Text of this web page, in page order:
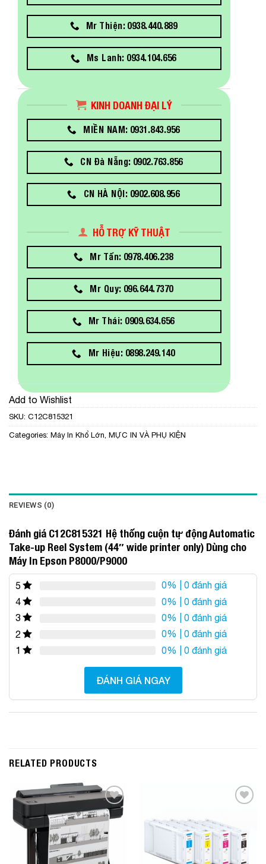
Mr Thiện: 0938.440.889
Ms Lanh: 0934.104.656
KINH DOANH ĐẠI LÝ
MIỀN NAM: 0931.843.956
CN Đà Nẵng: 0902.763.856
CN HÀ NỘI: 0902.608.956
HỖ TRỢ KỸ THUẬT
Mr Tấn: 0978.406.238
Mr Quy: 096.644.7370
Mr Thái: 0909.634.656
Mr Hiệu: 0898.249.140
Add to Wishlist
SKU: C12C815321
Categories: Máy In Khổ Lớn MỰC IN VÀ PHỤ KIỆN
REVIEWS (0)
Đánh giá C12C815321 Hệ thống cuộn tự động Automatic
Take-up Reel System (44″ wide printer only) Dùng cho
Máy In Epson P8000/P9000
5 0% | 0 đánh giá
4
0% | 0 đánh giá
3
0% | 0 đánh giá
2
0% | 0 đánh giá
1
0% | 0 đánh giá
ĐÁNH GIÁ NGAY
RELATED PRODUCTS
Add to
Wishlist